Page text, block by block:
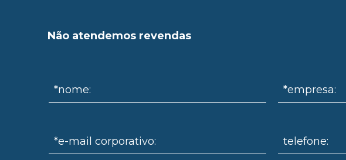
Não atendemos revendas
*nome: *empresa:
*e-mail corporativo: telefone: